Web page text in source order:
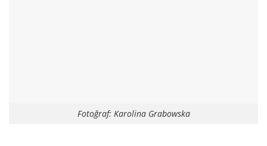
Fotoğraf: Karolina Grabowska